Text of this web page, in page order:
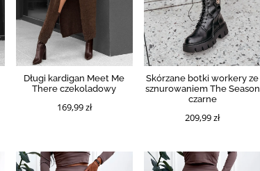
Długi kardigan Meet Me
There czekoladowy
169,99 zł
Skórzane botki workery ze
sznurowaniem The Season
czarne
209,99 zł